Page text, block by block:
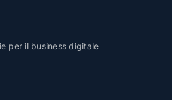
per il business digitale